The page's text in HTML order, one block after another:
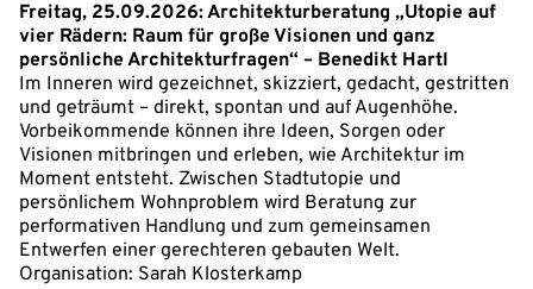
Freitag, 25.09.2026: Architekturberatung „Utopie auf
vier Rädern: Raum für große Visionen und ganz
persönliche Architekturfragen“ – Benedikt Hartl
Im Inneren wird gezeichnet, skizziert, gedacht, gestritten
und geträumt – direkt, spontan und auf Augenhöhe.
Vorbeikommende können ihre Ideen, Sorgen oder
Visionen mitbringen und erleben, wie Architektur im
Moment entsteht. Zwischen Stadtutopie und
persönlichem Wohnproblem wird Beratung zur
performativen Handlung und zum gemeinsamen
Entwerfen einer gerechteren gebauten Welt.
Organisation: Sarah Klosterkamp